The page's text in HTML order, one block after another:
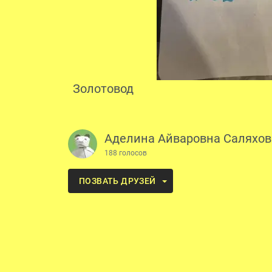
Золотовод
Аделина Айваровна
188 голосов
ПОЗВАТЬ ДРУЗЕЙ